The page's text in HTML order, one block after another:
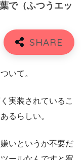
で（ふつうエッ
いて。
実装されているこ
るらしい。
いというか不要だ